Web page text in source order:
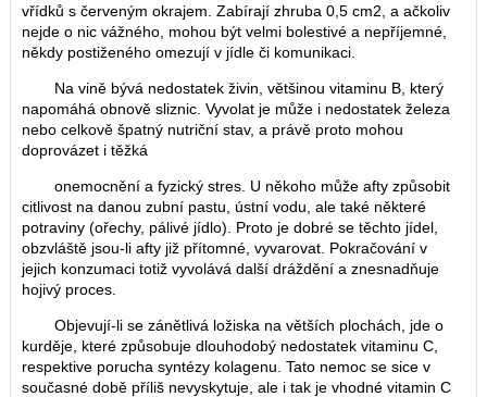
vřídků s červeným okrajem. Zabírají zhruba 0,5 cm2, a ačkoliv
nejde o nic vážného, mohou být velmi bolestivé a nepříjemné,
někdy postiženého omezují v jídle či komunikaci.
Na vině bývá nedostatek živin, většinou vitaminu B, který
napomáhá obnově sliznic. Vyvolat je může i nedostatek železa
nebo celkově špatný nutriční stav, a právě proto mohou
doprovázet i těžká
onemocnění a fyzický stres. U někoho může afty způsobit
citlivost na danou zubní pastu, ústní vodu, ale také některé
potraviny (ořechy, pálivé jídlo). Proto je dobré se těchto jídel,
obzvláště jsou-li afty již přítomné, vyvarovat. Pokračování v
jejich konzumaci totiž vyvolává další dráždění a znesnadňuje
hojivý proces.
Objevují-li se zánětlivá ložiska na větších plochách, jde o
kurděje, které způsobuje dlouhodobý nedostatek vitaminu C,
respektive porucha syntézy kolagenu. Tato nemoc se sice v
současné době příliš nevyskytuje, ale i tak je vhodné vitamin C